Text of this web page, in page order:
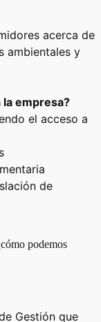
acerca de
ambientales y
la empresa?
el acceso a
de
podemos
Gestión que